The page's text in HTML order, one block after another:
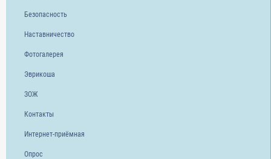
Безопасность
Наставничество
Фотогалерея
Эврикоша
ЗОЖ
Контакты
Интернет-приёмная
Опрос